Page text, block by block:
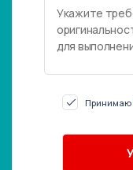
Принимаю